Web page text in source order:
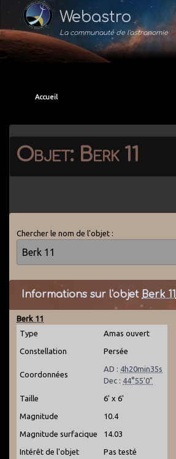
Webastro
La communauté de l'astronomie
Accueil
Objet: Berk 11
Chercher le nom de l'objet :
Informations sur l'objet Berk 11
Berk 11
Type
Amas ouvert
Constellation Persée
Coordonnées
AD : 4h20min35s
Dec : 44°55'0"
Taille 6' x 6'
Magnitude 10.4
Magnitude surfacique 14.03
Intérêt de l'objet Pas testé